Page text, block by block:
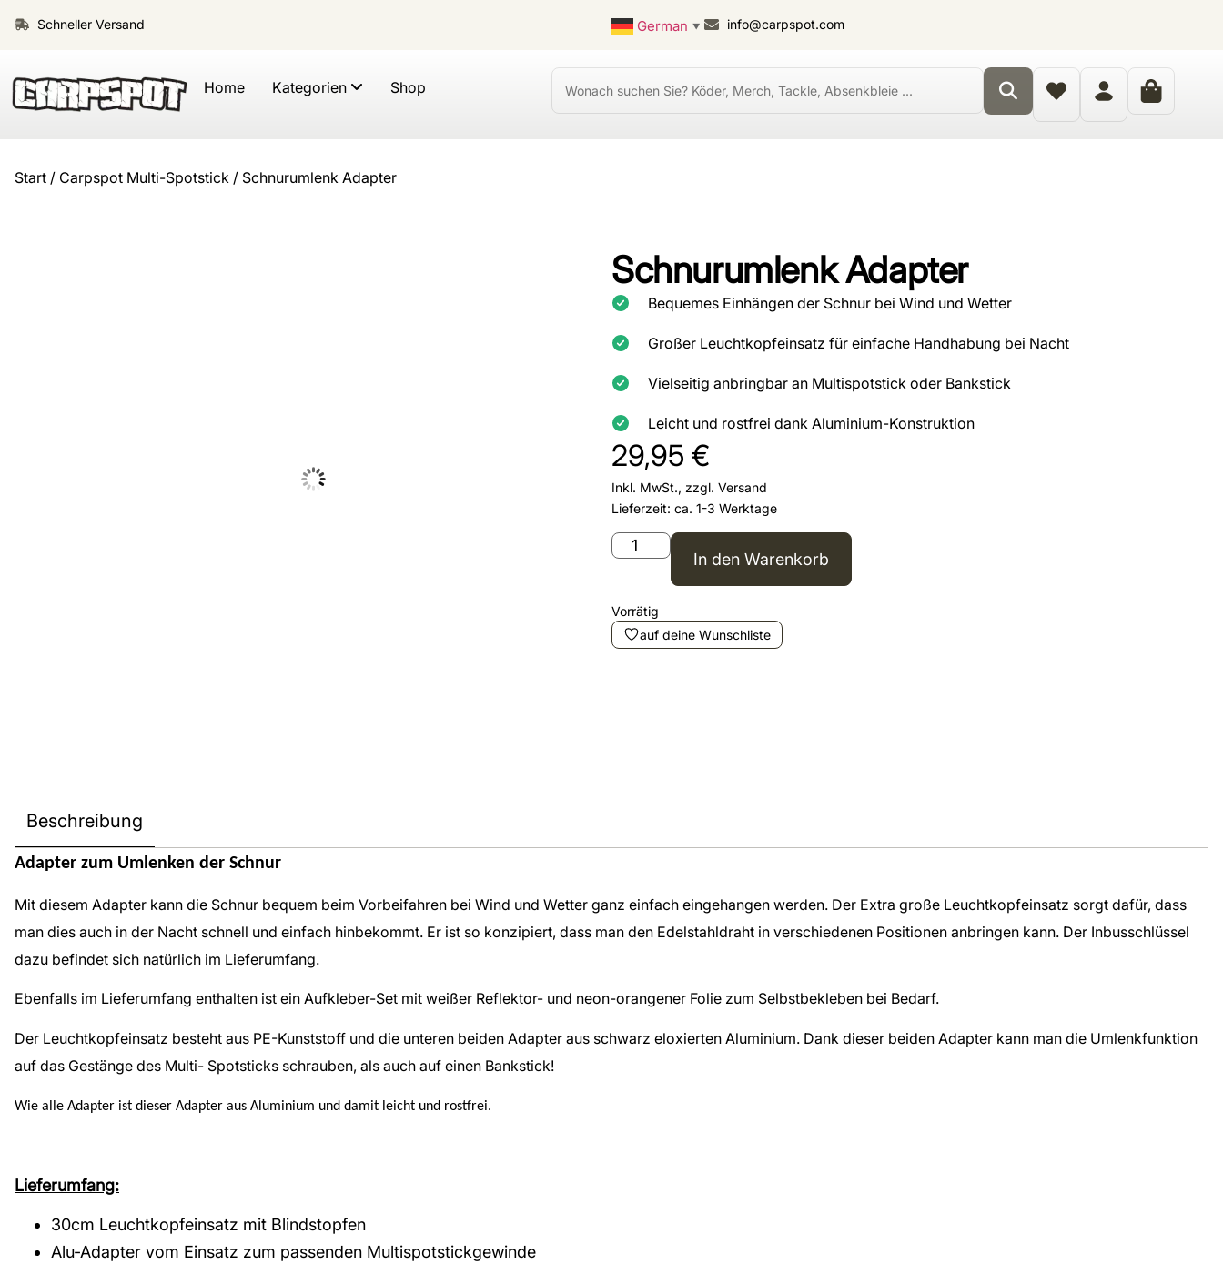
Schneller Versand German ▼ info@carpspot.com
Home Kategorien Shop
Start / Carpspot Multi-Spotstick / Schnurumlenk Adapter
Schnurumlenk Adapter
Bequemes Einhängen der Schnur bei Wind und Wetter
Großer Leuchtkopfeinsatz für einfache Handhabung bei Nacht
Vielseitig anbringbar an Multispotstick oder Bankstick
Leicht und rostfrei dank Aluminium-Konstruktion
29,95 €
Inkl. MwSt., zzgl. Versand
Lieferzeit: ca. 1-3 Werktage
In den Warenkorb
Vorrätig
auf deine Wunschliste
Beschreibung
Adapter zum Umlenken der Schnur
Mit diesem Adapter kann die Schnur bequem beim Vorbeifahren bei Wind und Wetter ganz einfach eingehangen werden. Der Extra große Leuchtkopfeinsatz sorgt dafür, dass
man dies auch in der Nacht schnell und einfach hinbekommt. Er ist so konzipiert, dass man den Edelstahldraht in verschiedenen Positionen anbringen kann. Der Inbusschlüssel
dazu befindet sich natürlich im Lieferumfang.
Ebenfalls im Lieferumfang enthalten ist ein Aufkleber-Set mit weißer Reflektor- und neon-orangener Folie zum Selbstbekleben bei Bedarf.
Der Leuchtkopfeinsatz besteht aus PE-Kunststoff und die unteren beiden Adapter aus schwarz eloxierten Aluminium. Dank dieser beiden Adapter kann man die Umlenkfunktion
auf das Gestänge des Multi- Spotsticks schrauben, als auch auf einen Bankstick!
Wie alle Adapter ist dieser Adapter aus Aluminium und damit leicht und rostfrei.
Lieferumfang:
30cm Leuchtkopfeinsatz mit Blindstopfen
Alu-Adapter vom Einsatz zum passenden Multispotstickgewinde